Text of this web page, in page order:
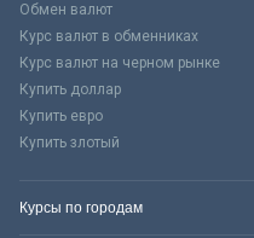
Обмен валют
Курс валют в обменниках
Курс валют на черном рынке
Купить доллар
Купить евро
Купить злотый
Курсы по городам